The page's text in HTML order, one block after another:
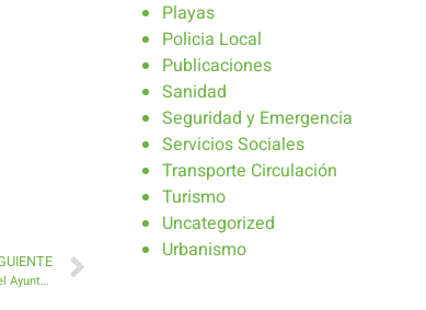
Comienzan las Clases de Apoyo de Verano organizadas por el Ayuntamiento de Antigua en ocho localidades
Playas
Policia Local
Publicaciones
Sanidad
Seguridad y Emergencia
Servicios Sociales
Transporte Circulación
Turismo
Uncategorized
Urbanismo